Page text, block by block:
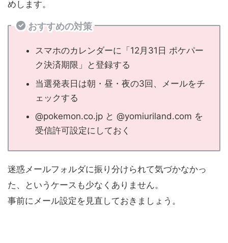
めします。
おすすめの対策
スマホのカレンダーに「12月31日 ポケパー
ク決済期限」と登録する
当選発表日は朝・昼・夜の3回、メールをチ
ェックする
@pokemon.co.jp と @yomiuriland.com を
受信許可設定にしておく
迷惑メールフォルダに振り分けられて気づかなかっ
た、というケースも少なくありません。
事前にメール設定を見直しておきましょう。